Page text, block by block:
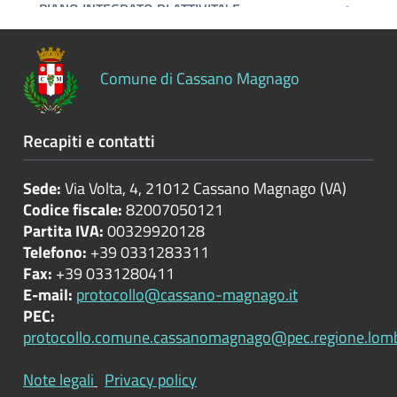
Comune di Cassano Magnago
Recapiti e contatti
Sede:Via Volta, 4, 21012 Cassano Magnago (VA)
Codice fiscale:82007050121
Partita IVA:00329920128
Telefono: +39 0331283311
Fax: +39 0331280411
E-mail: protocollo@cassano-magnago.it
PEC:
Note legali Privacy policy
attività
economiche
Servizi
erogati
Pagamenti
dell'amministrazione
Opere
pubbliche
Pianificazione
governo